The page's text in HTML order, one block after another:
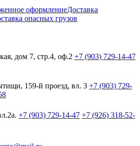
оформлениеДоставка
опасных грузов
дом 7, стр.4, оф.2 +7 (903) 729-14-47
159-й проезд, вл. 3 +7 (903) 729-
+7 (903) 729-14-47 +7 (926) 318-52-